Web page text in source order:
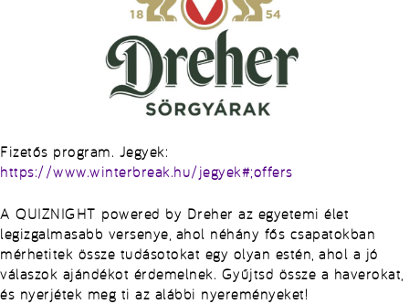
Fizetős program. Jegyek:
https://www.winterbreak.hu/jegyek#;offers
A QUIZNIGHT powered by Dreher az egyetemi élet
legizgalmasabb versenye, ahol néhány fős csapatokban
mérhetitek össze tudásotokat egy olyan estén, ahol a jó
válaszok ajándékot érdemelnek. Gyűjtsd össze a haverokat,
és nyerjétek meg ti az alábbi nyereményeket!